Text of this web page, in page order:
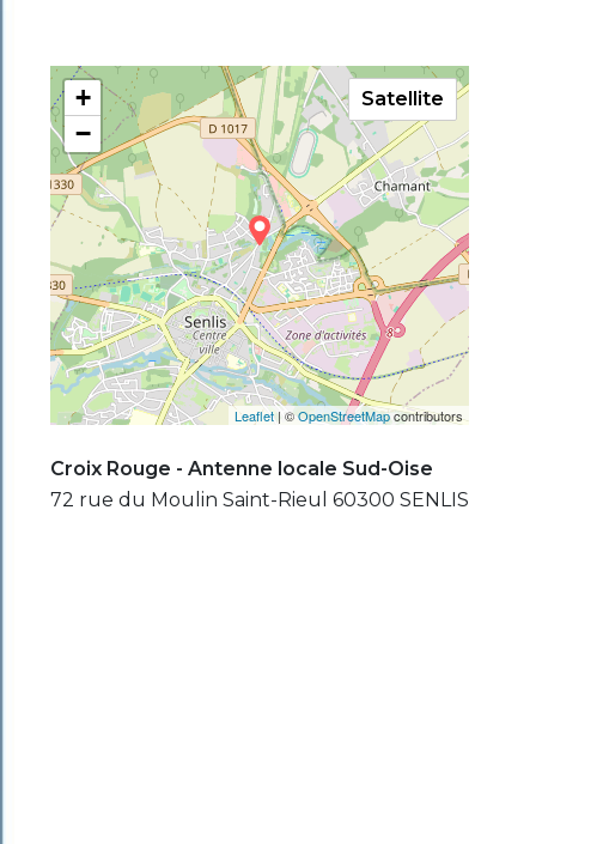
+
−
Leaflet| ©OpenStreetMapcontributors
Satellite
Croix Rouge - Antenne locale Sud-Oise
72 rue du Moulin Saint-Rieul 60300 SENLIS